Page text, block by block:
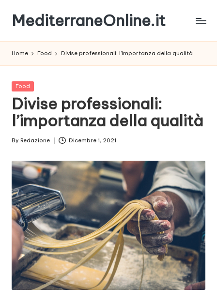
content
MediterraneOnline.it
aggiornato
le
nostre
News
Home Food Divise professionali: l’importanza della qualità
Posted
Food
Divise professionali:
l’importanza della qualità
Posted
By Redazione Dicembre 1, 2021